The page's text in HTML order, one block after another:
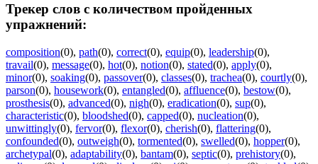
Трекер слов с количеством пройденных
упражнений:
composition(0), path(0), correct(0), equip(0), leadership(0),
travail(0), message(0), hot(0), notion(0), stated(0), apply(0),
minor(0), soaking(0), passover(0), classes(0), trachea(0), courtly(0),
parson(0), housework(0), entangled(0), affluence(0), bestow(0),
prosthesis(0), advanced(0), nigh(0), eradication(0), sup(0),
characteristic(0), bloodshed(0), capped(0), nucleation(0),
unwittingly(0), fervor(0), flexor(0), cherish(0), flattering(0),
confounded(0), outweigh(0), tormented(0), swelled(0), hopper(0),
archetypal(0), adaptability(0), bantam(0), septic(0), prehistory(0),